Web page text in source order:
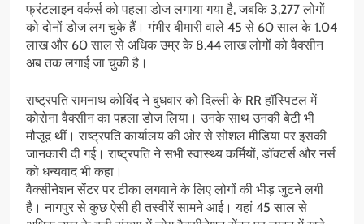
फ्रंटलाइन वर्कर्स को पहला डोज लगाया गया है, जबकि 3,277 लोगों
को दोनों डोज लग चुके हैं। गंभीर बीमारी वाले 45 से 60 साल के 1.04
लाख और 60 साल से अधिक उम्र के 8.44 लाख लोगों को वैक्सीन
अब तक लगाई जा चुकी है।
राष्ट्रपति रामनाथ कोविंद ने बुधवार को दिल्ली के RR हॉस्पिटल में
कोरोना वैक्सीन का पहला डोज लिया। उनके साथ उनकी बेटी भी
मौजूद थीं। राष्ट्रपति कार्यालय की ओर से सोशल मीडिया पर इसकी
जानकारी दी गई। राष्ट्रपति ने सभी स्वास्थ्य कर्मियों, डॉक्टर्स और नर्स
को धन्यवाद भी कहा।
वैक्सीनेशन सेंटर पर टीका लगवाने के लिए लोगों की भीड़ जुटने लगी
है। नागपुर से कुछ ऐसी ही तस्वीरें सामने आई। यहां 45 साल से